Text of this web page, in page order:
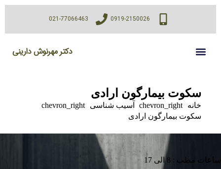
0919-2150026
021-77066463
دکتر مهرنوش دارینی
سکوت بیمارگون ارادی
خانه chevron_right آسیب شناسی chevron_right
سکوت بیمارگون ارادی
مطب : 8 الی 17